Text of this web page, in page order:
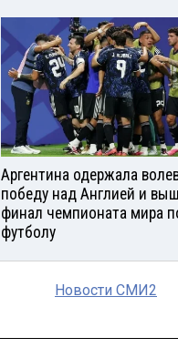
Аргентина одержала
победу над Англией и
финал чемпионата мира
футболу
Новости СМИ2